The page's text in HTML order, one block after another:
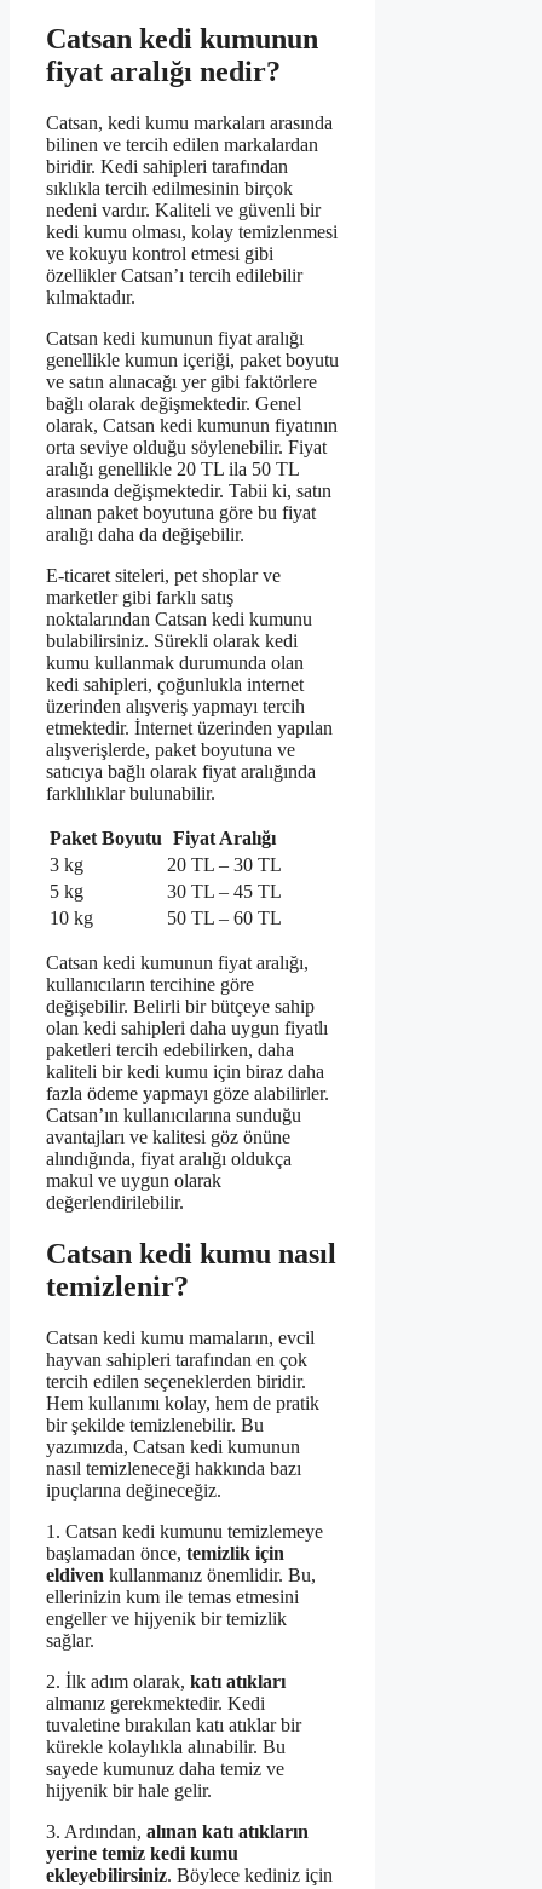
Catsan kedi kumunun
fiyat aralığı nedir?
Catsan, kedi kumu markaları arasında
bilinen ve tercih edilen markalardan
biridir. Kedi sahipleri tarafından
sıklıkla tercih edilmesinin birçok
nedeni vardır. Kaliteli ve güvenli bir
kedi kumu olması, kolay temizlenmesi
ve kokuyu kontrol etmesi gibi
özellikler Catsan’ı tercih edilebilir
kılmaktadır.
Catsan kedi kumunun fiyat aralığı
genellikle kumun içeriği, paket boyutu
ve satın alınacağı yer gibi faktörlere
bağlı olarak değişmektedir. Genel
olarak, Catsan kedi kumunun fiyatının
orta seviye olduğu söylenebilir. Fiyat
aralığı genellikle 20 TL ila 50 TL
arasında değişmektedir. Tabii ki, satın
alınan paket boyutuna göre bu fiyat
aralığı daha da değişebilir.
E-ticaret siteleri, pet shoplar ve
marketler gibi farklı satış
noktalarından Catsan kedi kumunu
bulabilirsiniz. Sürekli olarak kedi
kumu kullanmak durumunda olan
kedi sahipleri, çoğunlukla internet
üzerinden alışveriş yapmayı tercih
etmektedir. İnternet üzerinden yapılan
alışverişlerde, paket boyutuna ve
satıcıya bağlı olarak fiyat aralığında
farklılıklar bulunabilir.
Paket Boyutu Fiyat Aralığı
3 kg
20 TL – 30 TL
5 kg
30 TL – 45 TL
10 kg
50 TL – 60 TL
Catsan kedi kumunun fiyat aralığı,
kullanıcıların tercihine göre
değişebilir. Belirli bir bütçeye sahip
olan kedi sahipleri daha uygun fiyatlı
paketleri tercih edebilirken, daha
kaliteli bir kedi kumu için biraz daha
fazla ödeme yapmayı göze alabilirler.
Catsan’ın kullanıcılarına sunduğu
avantajları ve kalitesi göz önüne
alındığında, fiyat aralığı oldukça
makul ve uygun olarak
değerlendirilebilir.
Catsan kedi kumu nasıl
temizlenir?
Catsan kedi kumu mamaların, evcil
hayvan sahipleri tarafından en çok
tercih edilen seçeneklerden biridir.
Hem kullanımı kolay, hem de pratik
bir şekilde temizlenebilir. Bu
yazımızda, Catsan kedi kumunun
nasıl temizleneceği hakkında bazı
ipuçlarına değineceğiz.
1. Catsan kedi kumunu temizlemeye
başlamadan önce, temizlik için
eldiven kullanmanız önemlidir. Bu,
ellerinizin kum ile temas etmesini
engeller ve hijyenik bir temizlik
sağlar.
2. İlk adım olarak, katı atıkları
almanız gerekmektedir. Kedi
tuvaletine bırakılan katı atıklar bir
kürekle kolaylıkla alınabilir. Bu
sayede kumunuz daha temiz ve
hijyenik bir hale gelir.
3. Ardından, alınan katı atıkların
yerine temiz kedi kumu
ekleyebilirsiniz. Böylece kediniz için